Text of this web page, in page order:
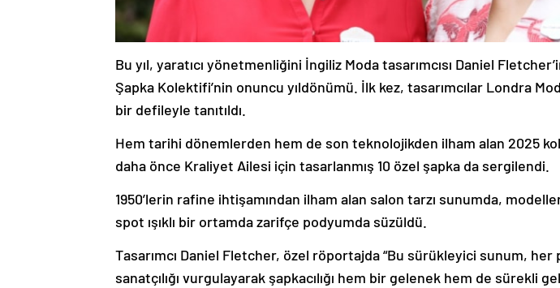
Bu yıl, yaratıcı yönetmenliğini İngiliz Moda tasarımcısı Daniel
Şapka Kolektifi’nin onuncu yıldönümü. İlk kez, tasarımcılar Londra
bir defileyle tanıtıldı.
Hem tarihi dönemlerden hem de son teknolojikden ilham alan 2025
daha önce Kraliyet Ailesi için tasarlanmış 10 özel şapka da sergilendi.
1950’lerin rafine ihtişamından ilham alan salon tarzı sunumda,
spot ışıklı bir ortamda zarifçe podyumda süzüldü.
Tasarımcı Daniel Fletcher, özel röportajda “Bu sürükleyici sunum, her
sanatçılığı vurgulayarak şapkacılığı hem bir gelenek hem de sürekli